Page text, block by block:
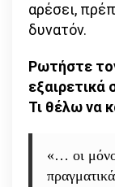
αρέσει,
δυνατόν.
Ρωτήστε
εξαιρετικά
Τι θέλω να
«… οι